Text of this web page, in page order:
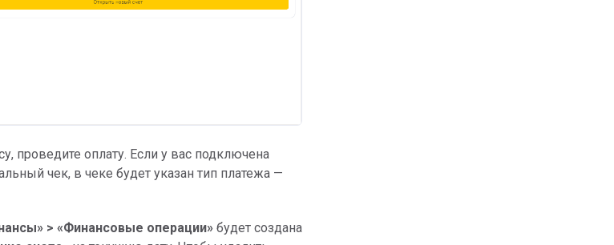
проведите оплату. Если у вас подключена
чек, в чеке будет указан тип платежа —
> «Финансовые операции» будет создана